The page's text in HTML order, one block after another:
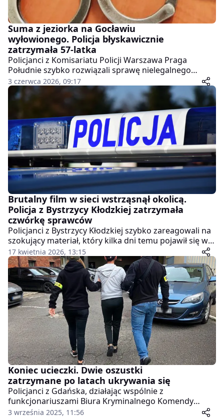
Suma z jeziorka na Gocławiu
wyłowionego. Policja błyskawicznie
zatrzymała 57-latka
Policjanci z Komisariatu Policji Warszawa Praga
Południe szybko rozwiązali sprawę nielegalnego
wyłowienia suma z jeziorka na Gocławiu. Już wczoraj
zatrzymali mężczyznę, który najprawdopodobniej jest
odpowiedzialny za to zdarzenie.
3 czerwca 2026, 09:17
Brutalny film w sieci wstrząsnął okolicą.
Policja z Bystrzycy Kłodzkiej zatrzymała
czwórkę sprawców
Policjanci z Bystrzycy Kłodzkiej szybko zareagowali na
szokujący materiał, który kilka dni temu pojawił się w
internecie. Nagranie pokazuje brutalne i upokarzające
zachowanie kilku osób wobec młodego mężczyzny.
Funkcjonariusze w ciągu kilkunastu godzin wytypowali
i zatrzymali cztery osoby zamieszane w tę sprawę.
17 kwietnia 2026, 13:15
Koniec ucieczki. Dwie oszustki
zatrzymane po latach ukrywania się
Policjanci z Gdańska, działając wspólnie z
funkcjonariuszami Biura Kryminalnego Komendy
Głównej Policji, zakończyli wielomiesięczne
3 września 2025, 11:56